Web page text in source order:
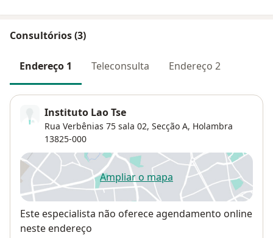
Consultórios (3)
Endereço 1 Teleconsulta Endereço 2
Instituto Lao Tse
Rua Verbênias 75 sala 02, Secção A, Holambra
13825-000
Ampliar o mapaabre num novo separador
Disponibilidade
Este especialista não oferece agendamento online
neste endereço